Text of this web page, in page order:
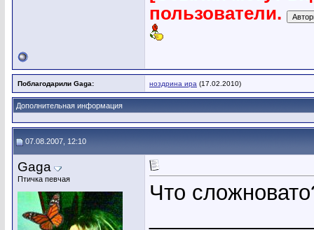
пользователи.
Поблагодарили Gaga: ноздрина ира (17.02.2010)
Дополнительная информация
07.08.2007, 12:10
Gaga
Птичка певчая
Что